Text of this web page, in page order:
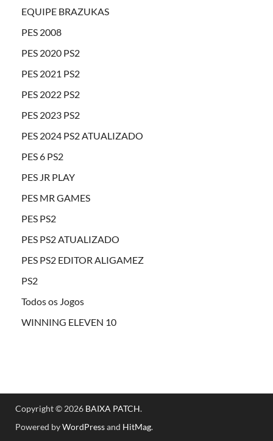
EQUIPE BRAZUKAS
PES 2008
PES 2020 PS2
PES 2021 PS2
PES 2022 PS2
PES 2023 PS2
PES 2024 PS2 ATUALIZADO
PES 6 PS2
PES JR PLAY
PES MR GAMES
PES PS2
PES PS2 ATUALIZADO
PES PS2 EDITOR ALIGAMEZ
PS2
Todos os Jogos
WINNING ELEVEN 10
Copyright © 2026 BAIXA PATCH.
Powered byWordPressand HitMag.